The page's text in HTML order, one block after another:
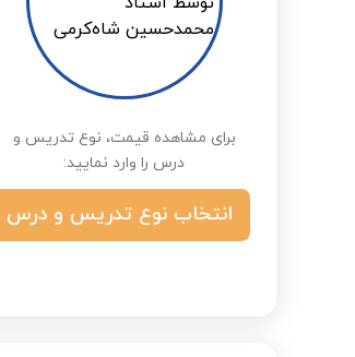
برای مشاهده قیمت، نوع تدریس و
درس را وارد نمایید:
انتخاب نوع تدریس و درس